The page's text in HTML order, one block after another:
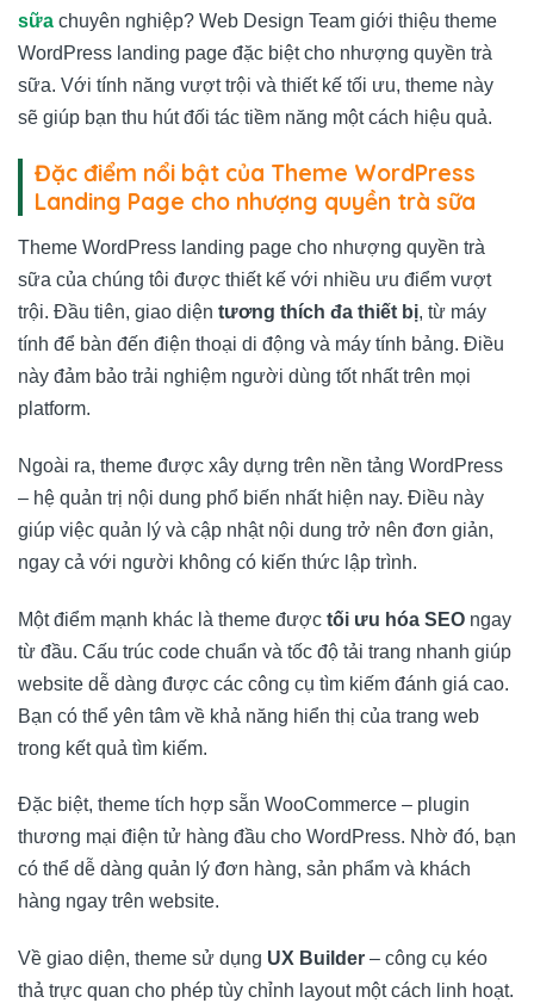
sữa chuyên nghiệp? Web Design Team giới thiệu theme
WordPress landing page đặc biệt cho nhượng quyền trà
sữa. Với tính năng vượt trội và thiết kế tối ưu, theme này
sẽ giúp bạn thu hút đối tác tiềm năng một cách hiệu quả.
Đặc điểm nổi bật của Theme WordPress
Landing Page cho nhượng quyền trà sữa
Theme WordPress landing page cho nhượng quyền trà
sữa của chúng tôi được thiết kế với nhiều ưu điểm vượt
trội. Đầu tiên, giao diện tương thích đa thiết bị, từ máy
tính để bàn đến điện thoại di động và máy tính bảng. Điều
này đảm bảo trải nghiệm người dùng tốt nhất trên mọi
platform.
Ngoài ra, theme được xây dựng trên nền tảng WordPress
– hệ quản trị nội dung phổ biến nhất hiện nay. Điều này
giúp việc quản lý và cập nhật nội dung trở nên đơn giản,
ngay cả với người không có kiến thức lập trình.
Một điểm mạnh khác là theme được tối ưu hóa SEO ngay
từ đầu. Cấu trúc code chuẩn và tốc độ tải trang nhanh giúp
website dễ dàng được các công cụ tìm kiếm đánh giá cao.
Bạn có thể yên tâm về khả năng hiển thị của trang web
trong kết quả tìm kiếm.
Đặc biệt, theme tích hợp sẵn WooCommerce – plugin
thương mại điện tử hàng đầu cho WordPress. Nhờ đó, bạn
có thể dễ dàng quản lý đơn hàng, sản phẩm và khách
hàng ngay trên website.
Về giao diện, theme sử dụng UX Builder – công cụ kéo
thả trực quan cho phép tùy chỉnh layout một cách linh hoạt.